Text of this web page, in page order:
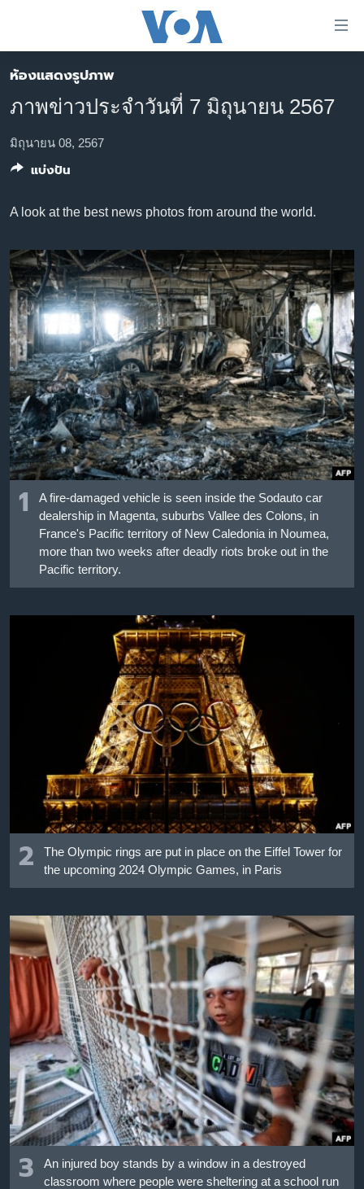
ต่อ
ไป
หลัก
ข้าม
หน้า
ข้าม
ไป
การ
ค้นหา
หน้าหลัก
โลก
เอเชีย
สหรัฐฯ
ไทย
วิทยาศาสตร์
สังคมและสุขภาพ
ไลฟ์สไตล์
ตรวจสอบข่าว
เรียนรู้ภาษาอังกฤษ
พอดคาสต์
ติดตามเรา
เลือกภาษา
ห้องแสดงรูปภาพ
ภาพข่าวประจำวันที่ 7 มิถุนายน 2567
มิถุนายน 08, 2567
A look at the best news photos from around the world.
1
A fire-damaged vehicle is seen inside the Sodauto car
dealership in Magenta, suburbs Vallee des Colons, in
France's Pacific territory of New Caledonia in Noumea,
more than two weeks after deadly riots broke out in the
Pacific territory.
2
The Olympic rings are put in place on the Eiffel Tower for
the upcoming 2024 Olympic Games, in Paris
3
An injured boy stands by a window in a destroyed
classroom where people were sheltering at a school run
แบ่งปัน